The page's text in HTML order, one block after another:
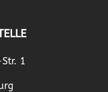
1